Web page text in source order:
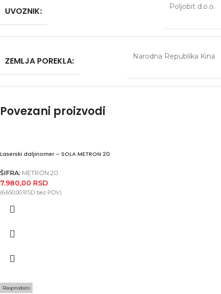
UVOZNIK: Poljobit d.o.o.
ZEMLJA POREKLA: Narodna Republika Kina
Povezani proizvodi
Laserski daljinomer – SOLA METRON 20
ŠIFRA: METRON 20
7.980,00 RSD
(6.650,00 RSD bez PDV)
Rasprodato